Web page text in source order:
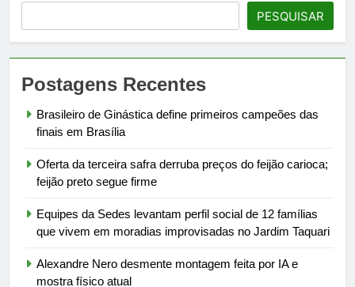
PESQUISAR
Postagens Recentes
Brasileiro de Ginástica define primeiros campeões das
finais em Brasília
Oferta da terceira safra derruba preços do feijão carioca;
feijão preto segue firme
Equipes da Sedes levantam perfil social de 12 famílias
que vivem em moradias improvisadas no Jardim Taquari
Alexandre Nero desmente montagem feita por IA e
mostra físico atual